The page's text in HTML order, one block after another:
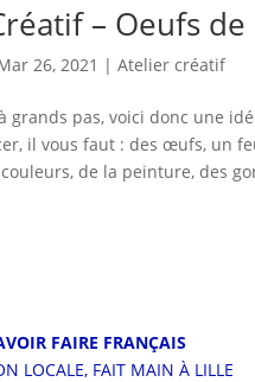
– Oeufs
26, 2021 |Atelier créatif
grands pas, voici donc une
il vous faut : des œufs, un
de la peinture, des
FAIRE FRANÇAIS
LOCALE, FAIT MAIN À LILLE